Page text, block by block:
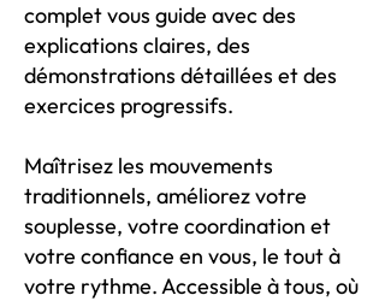
complet vous guide avec des
explications claires, des
démonstrations détaillées et des
exercices progressifs.
Maîtrisez les mouvements
traditionnels, améliorez votre
souplesse, votre coordination et
votre confiance en vous, le tout à
votre rythme. Accessible à tous, où